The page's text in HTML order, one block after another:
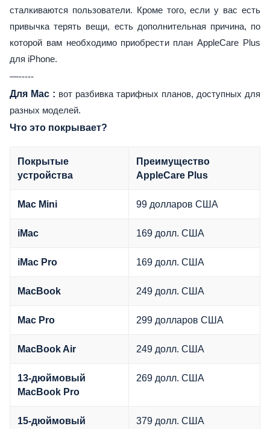
сталкиваются пользователи. Кроме того, если у вас есть
привычка терять вещи, есть дополнительная причина, по
которой вам необходимо приобрести план AppleCare Plus
для iPhone.
—-----
Для Mac : вот разбивка тарифных планов, доступных для
разных моделей.
Что это покрывает?
Покрытые
устройства
Преимущество
AppleCare Plus
Mac Mini 99 долларов США
iMac 169 долл. США
iMac Pro 169 долл. США
MacBook 249 долл. США
Mac Pro 299 долларов США
MacBook Air 249 долл. США
13-дюймовый
MacBook Pro
269 ​​долл. США
15-дюймовый
379 долл. США